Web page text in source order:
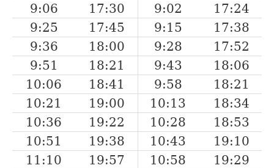
9:06
17:30 9:02
17:24
9:25
17:45 9:15
17:38
9:36
18:00 9:28
17:52
9:51
18:21 9:43
18:06
10:06
18:41 9:58
18:21
10:21
19:00 10:13
18:34
10:36
19:22 10:28
18:53
10:51
19:38 10:43
19:10
11:10
19:57 10:58
19:29